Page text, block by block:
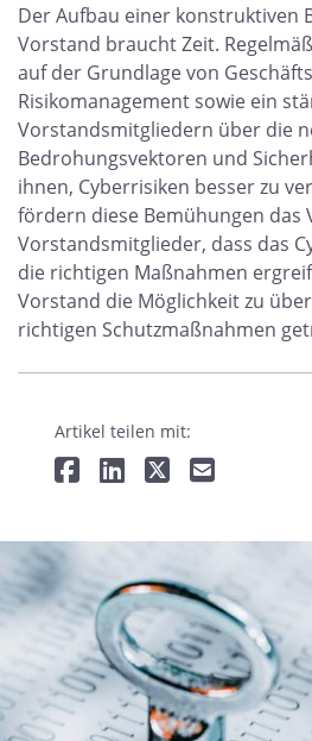
Der Aufbau einer konstruktiven
Vorstand braucht Zeit.
auf der Grundlage von
Risikomanagement sowie ein
Vorstandsmitgliedern über die
Bedrohungsvektoren und
ihnen, Cyberrisiken besser zu
fördern diese Bemühungen das
Vorstandsmitglieder, dass das
die richtigen Maßnahmen
Vorstand die Möglichkeit zu
richtigen Schutzmaßnahmen
Artikel teilen mit: